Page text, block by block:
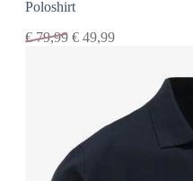
Poloshirt
€79,99 € 49,99